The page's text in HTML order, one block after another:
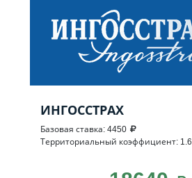
ИНГОССТРАХ
Базовая ставка: 4450
Территориальный коэффициент: 1.6